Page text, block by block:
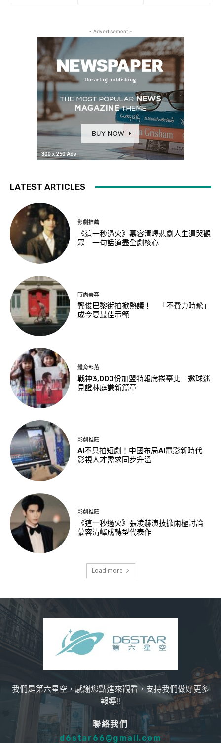
- Advertisement -
LATEST ARTICLES
影劇推薦
《這一秒過火》慕容清嶧悲劇人生逼哭觀
眾 一句話道盡全劇核心
時尚美容
龔俊巴黎街拍掀熱議！ 「不費力時髦」
成今夏最佳示範
體育部落
戰神3,000份加盟特報席捲臺北 邀球迷
見證林庭謙新篇章
影劇推薦
AI不只拍短劇！中國布局AI電影新時代
影視人才需求同步升溫
影劇推薦
《這一秒過火》張凌赫演技掀兩極討論
慕容清嶧成轉型代表作
Load more
我們是第六星空，感謝您點進來觀看，支持我們做好更多
報導!!
聯絡我們
d6star66@gmail.com